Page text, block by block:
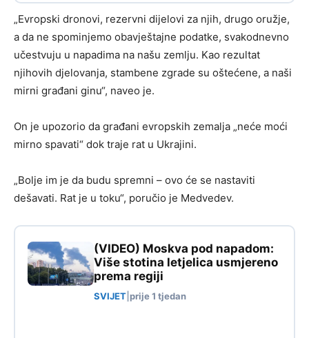
„Evropski dronovi, rezervni dijelovi za njih, drugo oružje,
a da ne spominjemo obavještajne podatke, svakodnevno
učestvuju u napadima na našu zemlju. Kao rezultat
njihovih djelovanja, stambene zgrade su oštećene, a naši
mirni građani ginu“, naveo je.
On je upozorio da građani evropskih zemalja „neće moći
mirno spavati“ dok traje rat u Ukrajini.
„Bolje im je da budu spremni – ovo će se nastaviti
dešavati. Rat je u toku“, poručio je Medvedev.
(VIDEO) Moskva pod napadom:
Više stotina letjelica usmjereno
prema regiji
SVIJET prije 1 tjedan